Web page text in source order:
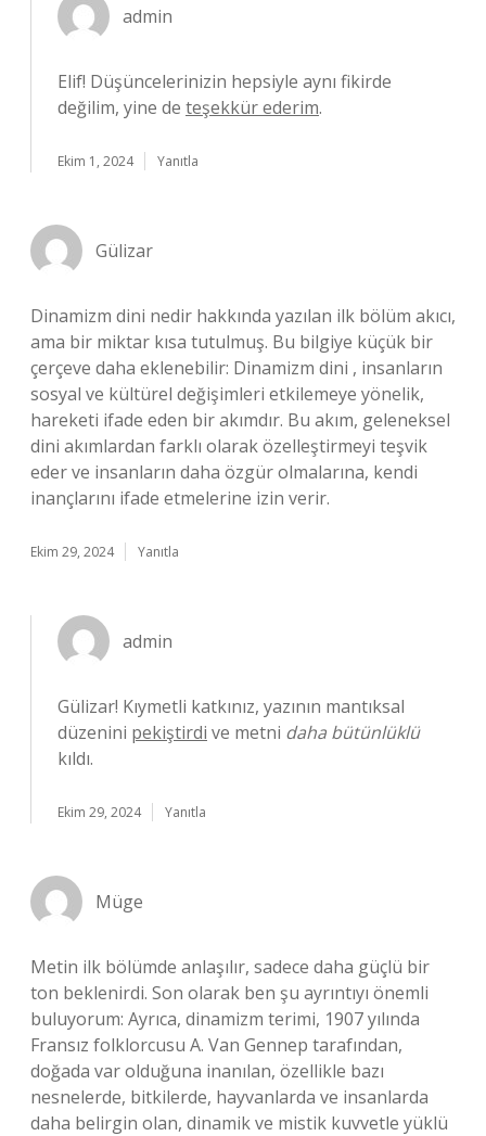
admin
Elif! Düşüncelerinizin hepsiyle aynı fikirde
değilim, yine de teşekkür ederim.
Ekim 1, 2024 Yanıtla
Gülizar
Dinamizm dini nedir hakkında yazılan ilk bölüm akıcı,
ama bir miktar kısa tutulmuş. Bu bilgiye küçük bir
çerçeve daha eklenebilir: Dinamizm dini , insanların
sosyal ve kültürel değişimleri etkilemeye yönelik,
hareketi ifade eden bir akımdır. Bu akım, geleneksel
dini akımlardan farklı olarak özelleştirmeyi teşvik
eder ve insanların daha özgür olmalarına, kendi
inançlarını ifade etmelerine izin verir.
Ekim 29, 2024 Yanıtla
admin
Gülizar! Kıymetli katkınız, yazının mantıksal
düzenini pekiştirdi ve metni daha bütünlüklü
kıldı.
Ekim 29, 2024 Yanıtla
Müge
Metin ilk bölümde anlaşılır, sadece daha güçlü bir
ton beklenirdi. Son olarak ben şu ayrıntıyı önemli
buluyorum: Ayrıca, dinamizm terimi, 1907 yılında
Fransız folklorcusu A. Van Gennep tarafından,
doğada var olduğuna inanılan, özellikle bazı
nesnelerde, bitkilerde, hayvanlarda ve insanlarda
daha belirgin olan, dinamik ve mistik kuvvetle yüklü